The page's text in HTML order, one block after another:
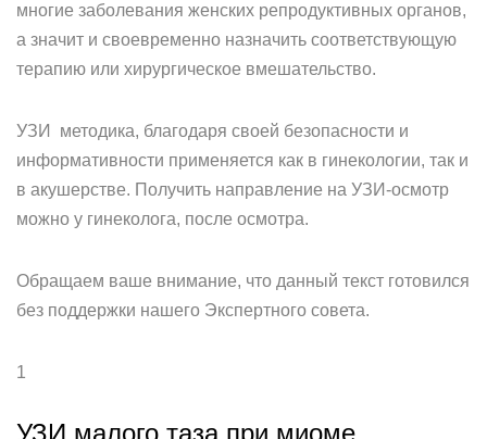
многие заболевания женских репродуктивных органов,
а значит и своевременно назначить соответствующую
терапию или хирургическое вмешательство.
УЗИ методика, благодаря своей безопасности и
информативности применяется как в гинекологии, так и
в акушерстве. Получить направление на УЗИ-осмотр
можно у гинеколога, после осмотра.
Обращаем ваше внимание, что данный текст готовился
без поддержки нашего Экспертного совета.
1
УЗИ малого таза при миоме